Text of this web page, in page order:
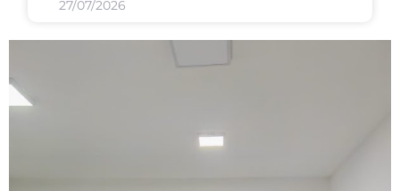
27/07/2026